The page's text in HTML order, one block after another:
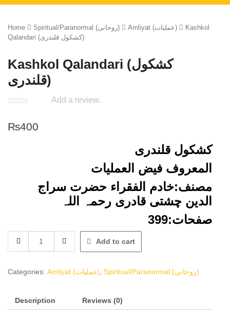
Home Spiritual/Paranormal (روحانی) Amliyat (عملیات)
Kashkol
Qalandari (کشکول قلندری)
Kashkol Qalandari (کشکول
قلندری)
Add a review.
₨400
کشکول قلندری
المعروف فیض العملیات
مصنف:خادم الفقراء حضرت سراج
الدین چشتی قادری رحمہ اللہ
صفحات:399
Qalandari
قلندری)
Add to cart
Categories: Amliyat (عملیات) Spiritual/Paranormal (روحانی)
Description Reviews (0)